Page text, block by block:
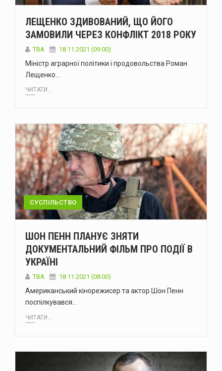
ЛЕЩЕНКО ЗДИВОВАНИЙ, ЩО ЙОГО
ЗАМОВИЛИ ЧЕРЕЗ КОНФЛІКТ 2018 РОКУ
ТВА 18.11.2021 (09:00)
Міністр аграрної політики і продовольства Роман
Лещенко…
ЧИТАТИ...
СУСПІЛЬСТВО
ШОН ПЕНН ПЛАНУЄ ЗНЯТИ
ДОКУМЕНТАЛЬНИЙ ФІЛЬМ ПРО ПОДІЇ В
УКРАЇНІ
ТВА 18.11.2021 (08:00)
Американський кінорежисер та актор Шон Пенн
поспілкувався…
ЧИТАТИ...